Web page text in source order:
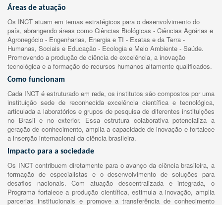
Áreas de atuação
Os INCT atuam em temas estratégicos para o desenvolvimento do
país, abrangendo áreas como Ciências Biológicas - Ciências Agrárias e
Agronegócio - Engenharias, Energia e TI - Exatas e da Terra -
Humanas, Sociais e Educação - Ecologia e Meio Ambiente - Saúde.
Promovendo a produção de ciência de excelência, a inovação
tecnológica e a formação de recursos humanos altamente qualificados.
Como funcionam
Cada INCT é estruturado em rede, os institutos são compostos por uma
instituição sede de reconhecida excelência científica e tecnológica,
articulada a laboratórios e grupos de pesquisa de diferentes instituições
no Brasil e no exterior. Essa estrutura colaborativa potencializa a
geração de conhecimento, amplia a capacidade de inovação e fortalece
a inserção internacional da ciência brasileira.
Impacto para a sociedade
Os INCT contribuem diretamente para o avanço da ciência brasileira, a
formação de especialistas e o desenvolvimento de soluções para
desafios nacionais. Com atuação descentralizada e integrada, o
Programa fortalece a produção científica, estimula a inovação, amplia
parcerias institucionais e promove a transferência de conhecimento